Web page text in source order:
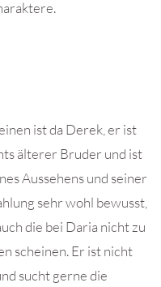
ist da Derek, er ist
älterer Bruder und ist
Aussehens und seiner
sehr wohl bewusst,
die bei Daria nicht zu
scheinen. Er ist nicht
sucht gerne die